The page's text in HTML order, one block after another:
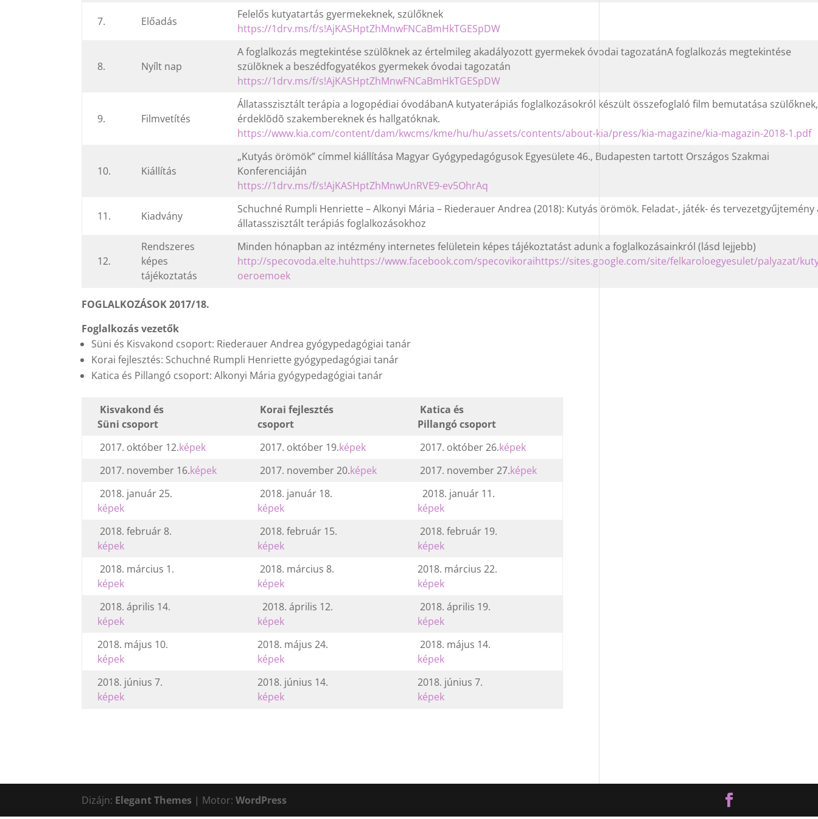
7. Előadás
Felelős kutyatartás gyermekeknek, szülőknek
https://1drv.ms/f/s!AjKASHptZhMnwFNCaBmHkTGESpDW
8. Nyílt nap
A foglalkozás megtekintése szülõknek az értelmileg akadályozott gyermekek óvodai tagozatánA foglalkozás megtekintése
szülõknek a beszédfogyatékos gyermekek óvodai tagozatán
https://1drv.ms/f/s!AjKASHptZhMnwFNCaBmHkTGESpDW
9. Filmvetítés
Állatasszisztált terápia a logopédiai óvodábanA kutyaterápiás foglalkozásokról készült összefoglaló film bemutatása szülőknek,
érdeklõdõ szakembereknek és hallgatóknak.
https://www.kia.com/content/dam/kwcms/kme/hu/hu/assets/contents/about-kia/press/kia-magazine/kia-magazin-2018-1.pdf
10. Kiállítás
„Kutyás örömök” címmel kiállítása Magyar Gyógypedagógusok Egyesülete 46., Budapesten tartott Országos Szakmai
Konferenciáján
https://1drv.ms/f/s!AjKASHptZhMnwUnRVE9-ev5OhrAq
11. Kiadvány
Schuchné Rumpli Henriette – Alkonyi Mária – Riederauer Andrea (2018): Kutyás örömök. Feladat-, játék- és tervezetgyűjtemény
állatasszisztált terápiás foglalkozásokhoz
12.
Rendszeres
képes
tájékoztatás
Minden hónapban az intézmény internetes felületein képes tájékoztatást adunk a foglalkozásainkról (lásd lejjebb)
http://specovoda.elte.huhttps://www.facebook.com/specovikoraihttps://sites.google.com/site/felkaroloegyesulet/palyazat/
oeroemoek
FOGLALKOZÁSOK 2017/18.
Foglalkozás vezetők
Süni és Kisvakond csoport: Riederauer Andrea gyógypedagógiai tanár
Korai fejlesztés: Schuchné Rumpli Henriette gyógypedagógiai tanár
Katica és Pillangó csoport: Alkonyi Mária gyógypedagógiai tanár
Kisvakond és
Süni csoport
Korai fejlesztés
csoport
Katica és
Pillangó csoport
2017. október 12.képek 2017. október 19.képek 2017. október 26.képek
2017. november 16.képek 2017. november 20.képek 2017. november 27.képek
2018. január 25.
képek
2018. január 18.
képek
2018. január 11.
képek
2018. február 8.
képek
2018. február 15.
képek
2018. február 19.
képek
2018. március 1.
képek
2018. március 8.
képek
2018. március 22.
képek
2018. április 14.
képek
2018. április 12.
képek
2018. április 19.
képek
2018. május 10.
képek
2018. május 24.
képek
2018. május 14.
képek
2018. június 7.
képek
2018. június 14.
képek
2018. június 7.
képek
Dizájn: Elegant Themes | Motor:WordPress